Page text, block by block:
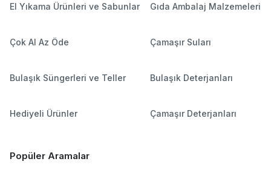
El Yıkama Ürünleri ve Sabunlar Gıda Ambalaj Malzemeleri
Çok Al Az Öde Çamaşır Suları
Bulaşık Süngerleri ve Teller Bulaşık Deterjanları
Hediyeli Ürünler Çamaşır Deterjanları
Popüler Aramalar